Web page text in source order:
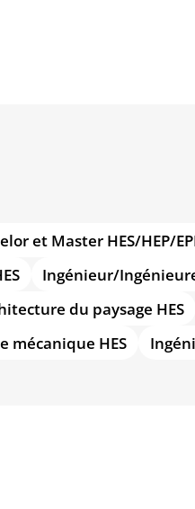
et Master HES/HEP/
Ingénieur/
du paysage HES
mécanique HES